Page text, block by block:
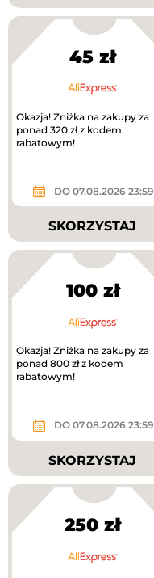
45 zł
Okazja! Zniżka na zakupy za
ponad 320 zł z kodem
rabatowym!
DO 07.08.2026 23:59
SKORZYSTAJ
100 zł
Okazja! Zniżka na zakupy za
ponad 800 zł z kodem
rabatowym!
DO 07.08.2026 23:59
SKORZYSTAJ
250 zł